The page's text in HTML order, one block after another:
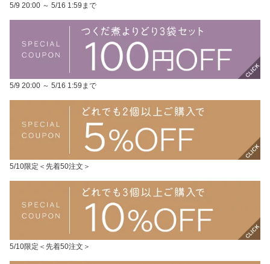
5/9 20:00 ～ 5/16 1:59まで
5/9 20:00 ～ 5/16 1:59まで
5/10限定＜先着50注文＞
5/10限定＜先着50注文＞